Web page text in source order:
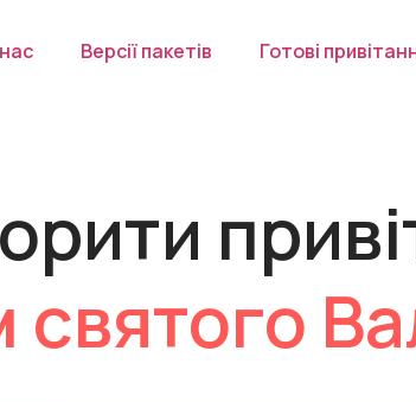
Версії пакетів Готові